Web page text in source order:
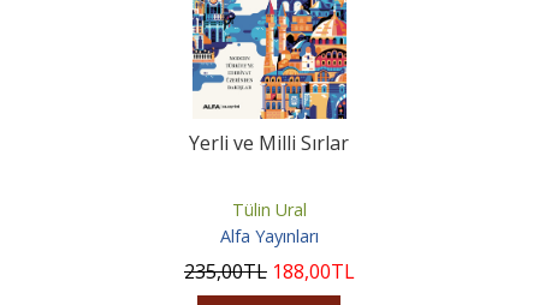
Yerli ve Milli Sırlar
Tülin Ural
Alfa Yayınları
235,00TL 188,00TL